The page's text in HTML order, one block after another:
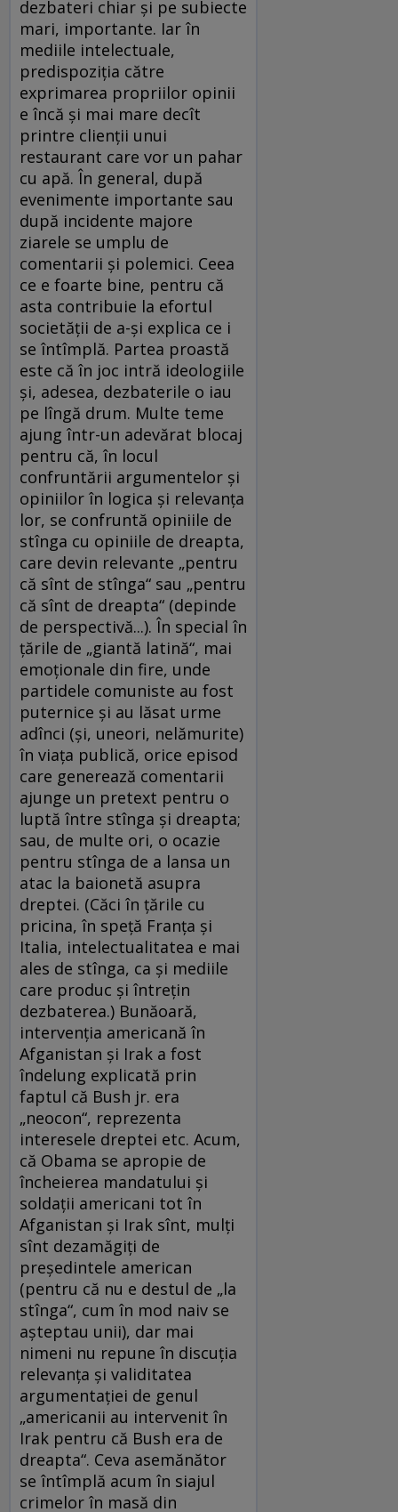
dezbateri chiar şi pe subiecte
mari, importante. Iar în
mediile intelectuale,
predispoziţia către
exprimarea propriilor opinii
e încă şi mai mare decît
printre clienţii unui
restaurant care vor un pahar
cu apă. În general, după
evenimente importante sau
după incidente majore
ziarele se umplu de
comentarii şi polemici. Ceea
ce e foarte bine, pentru că
asta contribuie la efortul
societăţii de a-şi explica ce i
se întîmplă. Partea proastă
este că în joc intră ideologiile
şi, adesea, dezbaterile o iau
pe lîngă drum. Multe teme
ajung într-un adevărat blocaj
pentru că, în locul
confruntării argumentelor şi
opiniilor în logica şi relevanţa
lor, se confruntă opiniile de
stînga cu opiniile de dreapta,
care devin relevante „pentru
că sînt de stînga“ sau „pentru
că sînt de dreapta“ (depinde
de perspectivă...). În special în
ţările de „giantă latină“, mai
emoţionale din fire, unde
partidele comuniste au fost
puternice şi au lăsat urme
adînci (şi, uneori, nelămurite)
în viaţa publică, orice episod
care generează comentarii
ajunge un pretext pentru o
luptă între stînga şi dreapta;
sau, de multe ori, o ocazie
pentru stînga de a lansa un
atac la baionetă asupra
dreptei. (Căci în ţările cu
pricina, în speţă Franţa şi
Italia, intelectualitatea e mai
ales de stînga, ca şi mediile
care produc şi întreţin
dezbaterea.) Bunăoară,
intervenţia americană în
Afganistan şi Irak a fost
îndelung explicată prin
faptul că Bush jr. era
„neocon“, reprezenta
interesele dreptei etc. Acum,
că Obama se apropie de
încheierea mandatului şi
soldaţii americani tot în
Afganistan şi Irak sînt, mulţi
sînt dezamăgiţi de
preşedintele american
(pentru că nu e destul de „la
stînga“, cum în mod naiv se
aşteptau unii), dar mai
nimeni nu repune în discuţia
relevanţa şi validitatea
argumentaţiei de genul
„americanii au intervenit în
Irak pentru că Bush era de
dreapta“. Ceva asemănător
se întîmplă acum în siajul
crimelor în masă din